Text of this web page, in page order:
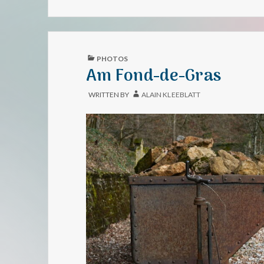
WANTERKLEED
PUBLISHED
PHOTOS
Am Fond-de-Gras
WRITTEN BY ALAIN KLEEBLATT